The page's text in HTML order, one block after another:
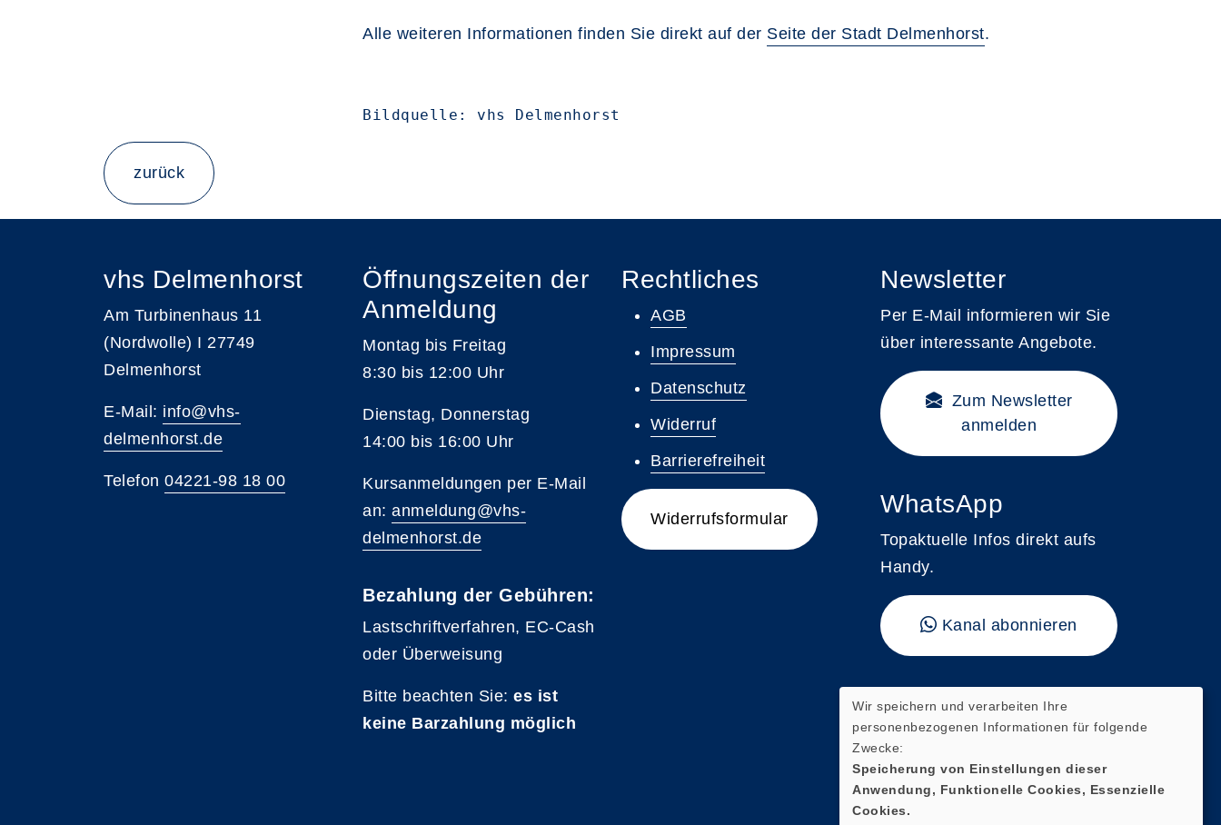
Alle weiteren Informationen finden Sie direkt auf der Seite der Stadt Delmenhorst.
Bildquelle: vhs Delmenhorst
zurück
vhs Delmenhorst
Am Turbinenhaus 11
(Nordwolle) I 27749
Delmenhorst
E-Mail: info@vhs-
delmenhorst.de
Telefon 04221-98 18 00
Öffnungszeiten der
Anmeldung
Montag bis Freitag
8:30 bis 12:00 Uhr
Dienstag, Donnerstag
14:00 bis 16:00 Uhr
Kursanmeldungen per E-Mail
an: anmeldung@vhs-
delmenhorst.de
Bezahlung der Gebühren:
Lastschriftverfahren, EC-Cash
oder Überweisung
Bitte beachten Sie: es ist
keine Barzahlung möglich
Rechtliches
AGB
Impressum
Datenschutz
Widerruf
Barrierefreiheit
Widerrufsformular
Newsletter
Per E-Mail informieren wir Sie
über interessante Angebote.
Zum Newsletter
anmelden
WhatsApp
Topaktuelle Infos direkt aufs
Handy.
Kanal abonnieren
"vhs kompakt"
Hier finden Sie unser aktuelles
Magazin mit direkten
Verlinkungen zur digitalen
Wir speichern und verarbeiten Ihre
personenbezogenen Informationen für folgende
Zwecke:
Speicherung von Einstellungen dieser
Anwendung, Funktionelle Cookies, Essenzielle
Cookies.